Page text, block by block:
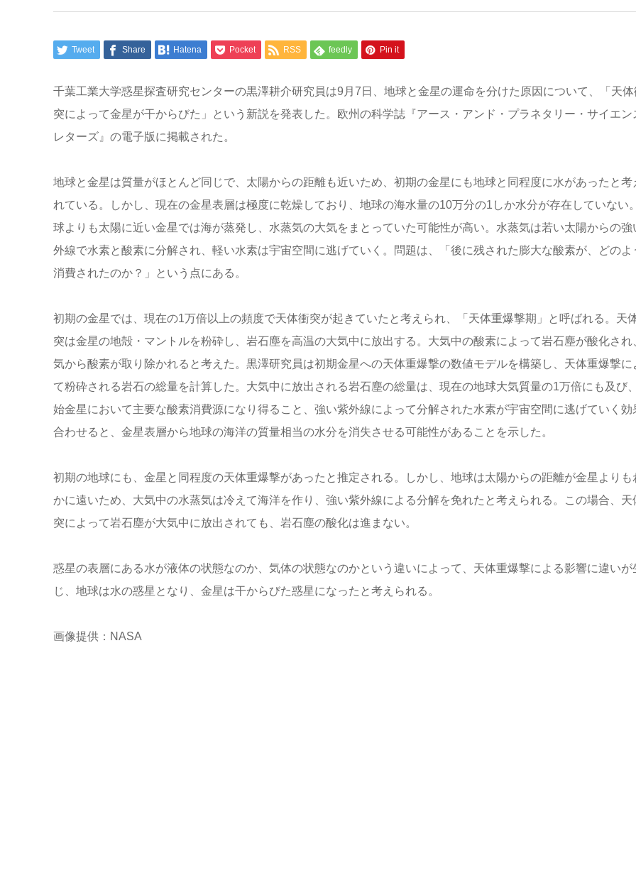
Tweet Share Hatena Pocket RSS feedly Pin it
千葉工業大学惑星探査研究センターの黒澤耕介研究員は9月7日、地球と金星の運命を分けた原因について、「天体
突によって金星が干からびた」という新説を発表した。欧州の科学誌『アース・アンド・プラネタリー・サイエン
レターズ』の電子版に掲載された。
地球と金星は質量がほとんど同じで、太陽からの距離も近いため、初期の金星にも地球と同程度に水があったと考
れている。しかし、現在の金星表層は極度に乾燥しており、地球の海水量の10万分の1しか水分が存在していない
球よりも太陽に近い金星では海が蒸発し、水蒸気の大気をまとっていた可能性が高い。水蒸気は若い太陽からの強
外線で水素と酸素に分解され、軽い水素は宇宙空間に逃げていく。問題は、「後に残された膨大な酸素が、どのよ
消費されたのか？」という点にある。
初期の金星では、現在の1万倍以上の頻度で天体衝突が起きていたと考えられ、「天体重爆撃期」と呼ばれる。天
突は金星の地殻・マントルを粉砕し、岩石塵を高温の大気中に放出する。大気中の酸素によって岩石塵が酸化され
気から酸素が取り除かれると考えた。黒澤研究員は初期金星への天体重爆撃の数値モデルを構築し、天体重爆撃に
て粉砕される岩石の総量を計算した。大気中に放出される岩石塵の総量は、現在の地球大気質量の1万倍にも及び
始金星において主要な酸素消費源になり得ること、強い紫外線によって分解された水素が宇宙空間に逃げていく効
合わせると、金星表層から地球の海洋の質量相当の水分を消失させる可能性があることを示した。
初期の地球にも、金星と同程度の天体重爆撃があったと推定される。しかし、地球は太陽からの距離が金星よりも
かに遠いため、大気中の水蒸気は冷えて海洋を作り、強い紫外線による分解を免れたと考えられる。この場合、天
突によって岩石塵が大気中に放出されても、岩石塵の酸化は進まない。
惑星の表層にある水が液体の状態なのか、気体の状態なのかという違いによって、天体重爆撃による影響に違いが
じ、地球は水の惑星となり、金星は干からびた惑星になったと考えられる。
画像提供：NASA